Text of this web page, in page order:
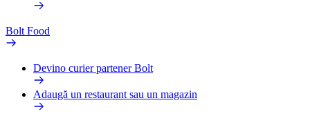
Bolt Food
Devino curier partener Bolt
Adaugă un restaurant sau un magazin